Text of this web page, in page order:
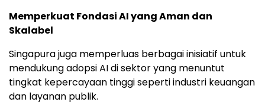
Memperkuat Fondasi AI yang Aman dan
Skalabel
Singapura juga memperluas berbagai inisiatif untuk
mendukung adopsi AI di sektor yang menuntut
tingkat kepercayaan tinggi seperti industri keuangan
dan layanan publik.